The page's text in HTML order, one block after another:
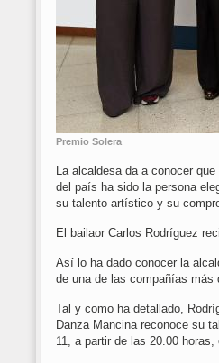
Premio Solera
La alcaldesa da a conocer
del país ha sido la persona
su talento artístico y su
El bailaor Carlos Rodríguez
Así lo ha dado conocer la
de una de las compañías
Tal y como ha detallado,
Danza Mancina reconoce su
11, a partir de las 20.00